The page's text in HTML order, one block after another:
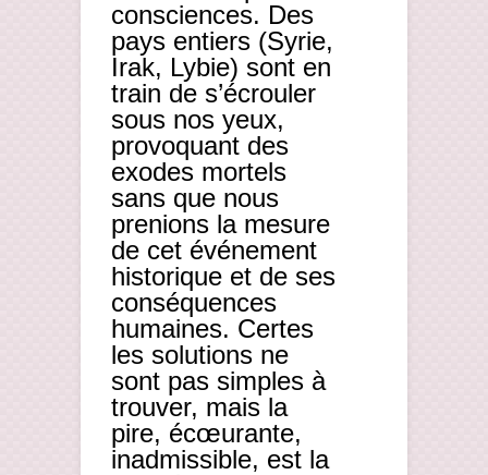
consciences. Des
pays entiers (Syrie,
Irak, Lybie) sont en
train de s’écrouler
sous nos yeux,
provoquant des
exodes mortels
sans que nous
prenions la mesure
de cet événement
historique et de ses
conséquences
humaines. Certes
les solutions ne
sont pas simples à
trouver, mais la
pire, écœurante,
inadmissible, est la